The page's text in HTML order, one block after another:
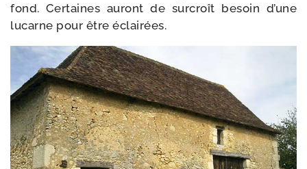
fond. Certaines auront de sur­croît besoin d’une
lucarne pour être éclairées.